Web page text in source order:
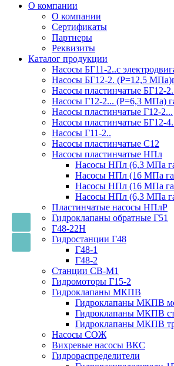
О компании
О компании
Сертификаты
Партнеры
Реквизиты
Каталог продукции
Насосы БГ11-2..с
Насосы БГ12-2. (Р=12,5
Насосы пластинчатые БГ12-
Насосы Г12-2... (Р=6,3 МПа)
Насосы пластинчатые Г12-2...
Насосы пластинчатые БГ12-
Насосы Г11-2..
Насосы пластинчатые С12
Насосы пластинчатые НПл
Насосы НПл (6,3 МПа
Насосы НПл (16 МПа
Насосы НПл (16 МПа
Насосы НПл (6,3 МПа
Пластинчатые насосы НПлР
Гидроклапаны обратные Г51
Г48-22Н
Гидростанции Г48
Г48-1
Г48-2
Станции СВ-М1
Гидромоторы Г15-2
Гидроклапаны МКПВ
Гидроклапаны МКПВ
Гидроклапаны МКПВ
Гидроклапаны МКПВ
Насосы СОЖ
Вихревые насосы ВКС
Гидрораспределители